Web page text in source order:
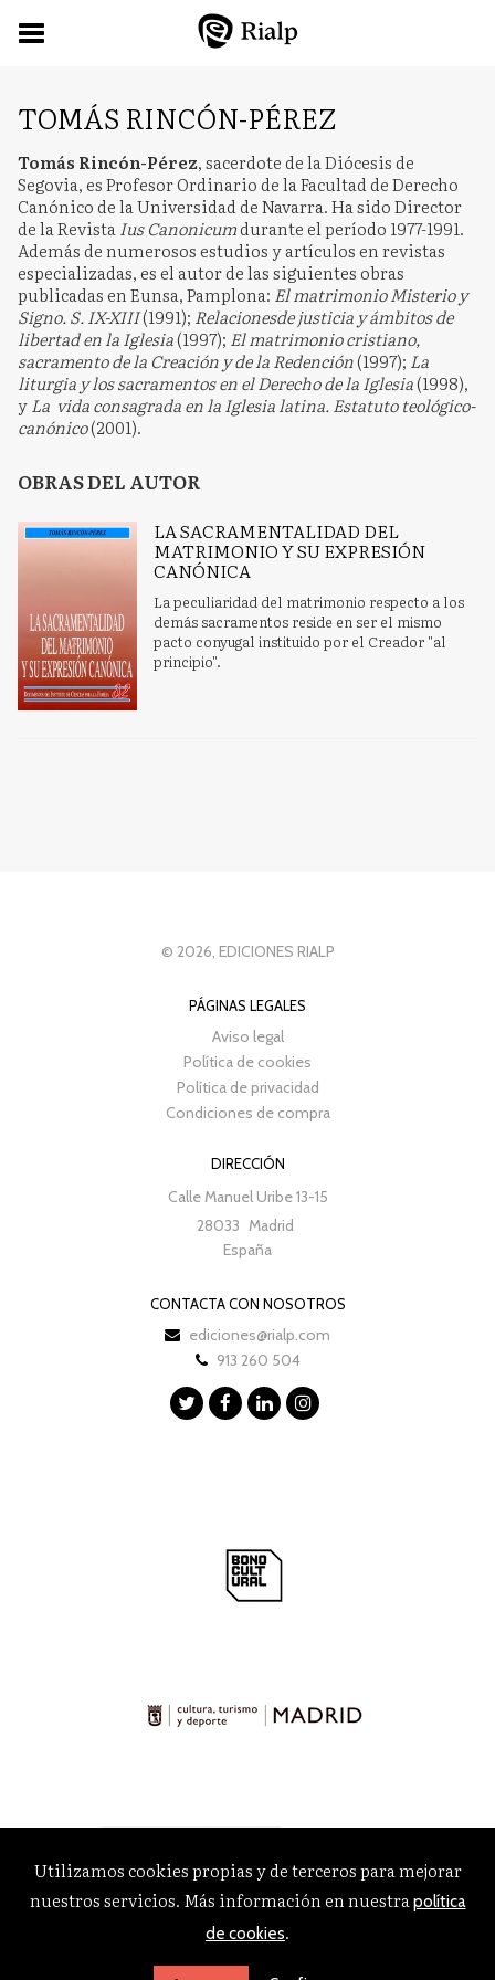
TOMÁS RINCÓN-PÉREZ
Tomás Rincón-Pérez, sacerdote de la Diócesis de
Segovia, es Profesor Ordinario de la Facultad de Derecho
Canónico de la Universidad de Navarra. Ha sido Director
de la RevistaIus Canonicumdurante el período 1977-1991.
Además de numerosos estudios y artículos en revistas
especializadas, es el autor de las siguientes obras
publicadas en Eunsa, Pamplona: El matrimonio Misterio y
Signo. S. IX-XIII(1991); Relacionesde justicia y ámbitos de
libertad en la Iglesia(1997); El matrimonio cristiano,
sacramento de la Creación y de la Redención(1997); La
liturgia y los sacramentos en el Derecho de la Iglesia(1998),
yLa vida consagrada en la Iglesia latina. Estatuto teológico-
canónico(2001).
OBRAS DEL AUTOR
LA SACRAMENTALIDAD DEL
MATRIMONIO Y SU EXPRESIÓN
CANÓNICA
La peculiaridad del matrimonio respecto a los
demás sacramentos reside en ser el mismo
pacto conyugal instituido por el Creador "al
principio".
© 2026, EDICIONES RIALP
PÁGINAS LEGALES
Aviso legal
Política de cookies
Política de privacidad
Condiciones de compra
DIRECCIÓN
Calle Manuel Uribe 13-15
28033 Madrid
España
CONTACTA CON NOSOTROS
ediciones@rialp.com
913 260 504
Utilizamos cookies propias y de terceros para mejorar
nuestros servicios. Más información en nuestrapolítica
de cookies.